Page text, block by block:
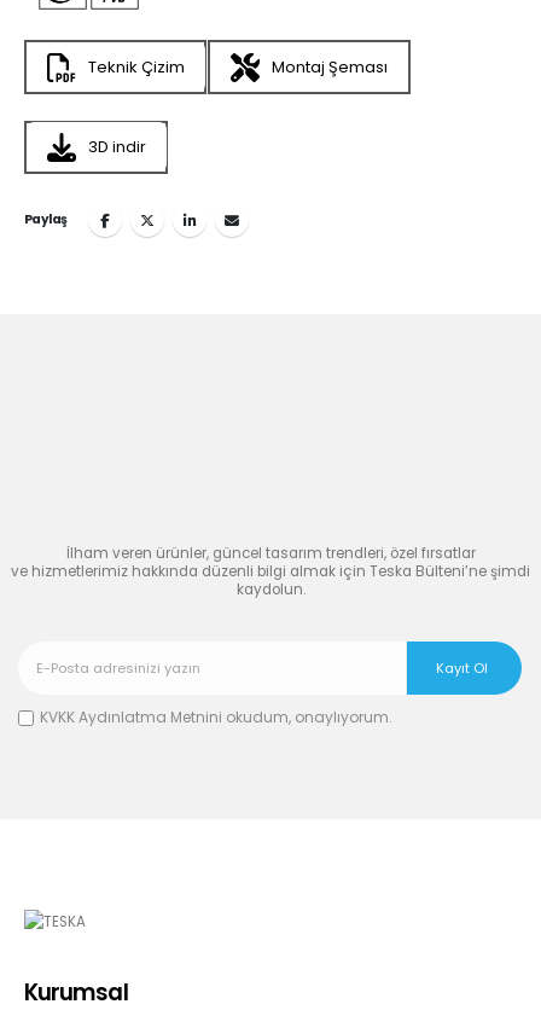
Teknik Çizim Montaj Şeması
3D indir
Paylaş
İlham veren ürünler, güncel tasarım trendleri, özel fırsatlar
ve hizmetlerimiz hakkında düzenli bilgi almak için Teska Bülteni’ne şimdi
kaydolun.
KVKK Aydınlatma Metnini okudum, onaylıyorum.
Kurumsal